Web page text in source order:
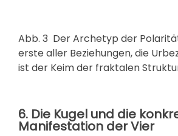
Abb. 3 Der Archetyp der
erste aller Beziehungen, die
ist der Keim der fraktalen
6. Die Kugel und die
Manifestation der Vier